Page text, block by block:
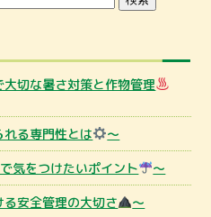
切な暑さ対策と作物管理
れる専門性とは
～
気をつけたいポイント
～
る安全管理の大切さ
～